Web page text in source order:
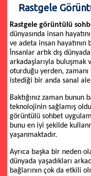
Rastgele
Rastgele görüntülü
dünyasında insan
ve adeta insan hayatının
İnsanlar artık dış
arkadaşlarıyla buluşmak
oturduğu yerden, zamanı
istediği bir anda sanal
Baktığınız zaman bunun
teknolojinin sağlamış
görüntülü sohbet
bunu en iyi şekilde
yaşanmaktadır.
Ayrıca başka bir neden
dünyada yaşadıkları
bağlarının çok da etkili